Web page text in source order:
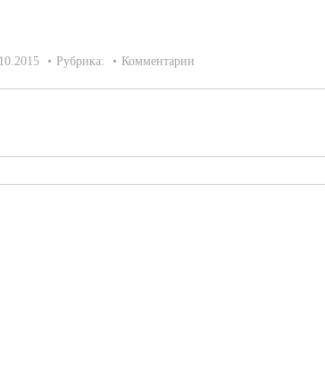
Рубрика: Комментарии